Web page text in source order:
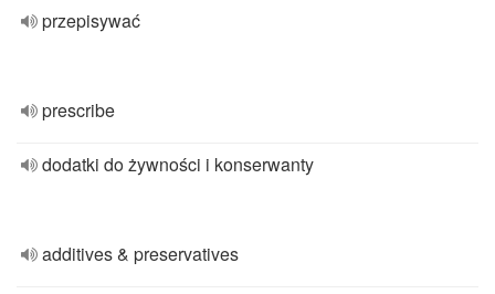
przepisywać
prescribe
dodatki do żywności i konserwanty
additives & preservatives